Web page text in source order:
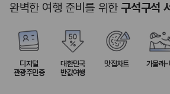
완벽한 여행 준비를 위한구석구석
디지털
관광주민증
대한민국
반값여행
맛집차트 가볼래-